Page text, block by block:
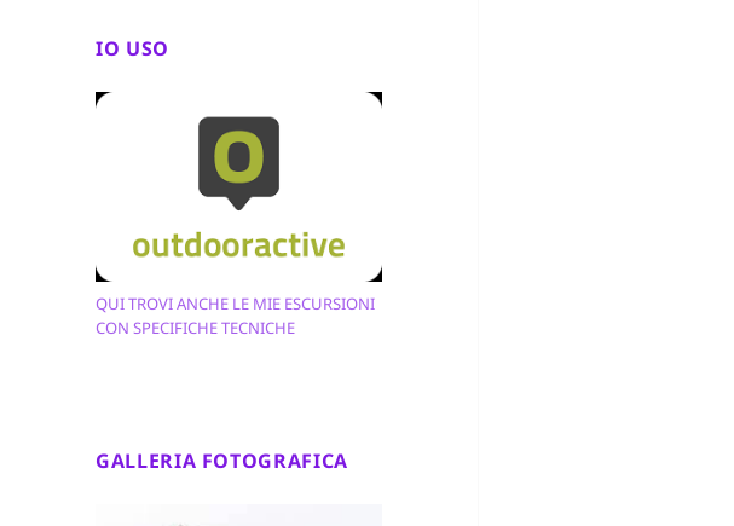
IO USO
QUI TROVI ANCHE LE MIE ESCURSIONI
CON SPECIFICHE TECNICHE
GALLERIA FOTOGRAFICA